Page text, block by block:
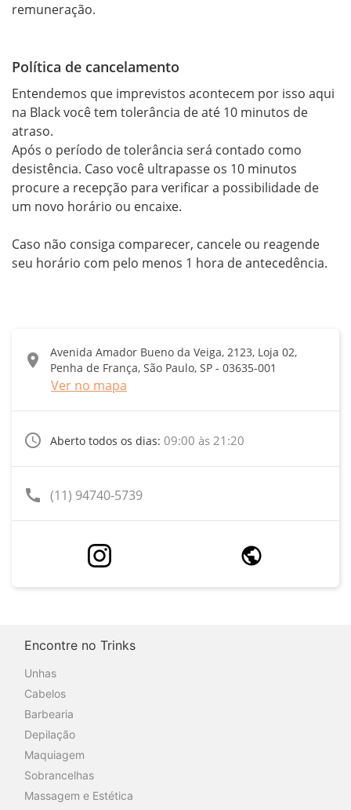
Política de cancelamento
Entendemos que imprevistos acontecem por isso aqui
na Black você tem tolerância de até 10 minutos de
atraso.
Após o período de tolerância será contado como
desistência. Caso você ultrapasse os 10 minutos
procure a recepção para verificar a possibilidade de
um novo horário ou encaixe.
Caso não consiga comparecer, cancele ou reagende
seu horário com pelo menos 1 hora de antecedência.
location_on
Avenida Amador Bueno da Veiga, 2123, Loja 02,
Penha de França, São Paulo, SP - 03635-001
Ver no mapa
access_time Aberto todos os dias: 09:00 às 21:20
call (11) 94740-5739
Encontre no Trinks
Unhas
Cabelos
Barbearia
Depilação
Maquiagem
Sobrancelhas
Massagem e Estética